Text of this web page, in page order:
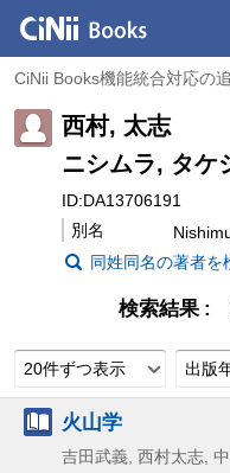
CiNii Books機能統合対応の
西村, 太志
ニシムラ, タケ
ID:DA13706191
別名
同姓同名の著者を
検索結果
20件ずつ表示 出版
火山学
吉田武義, 西村太志,